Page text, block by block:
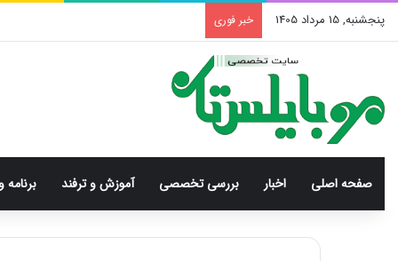
پنجشنبه, 15 مرداد 1405 خبر فوری
صفحه اصلی اخبار بررسی‌ تخصصی آموزش و ترفند برنامه